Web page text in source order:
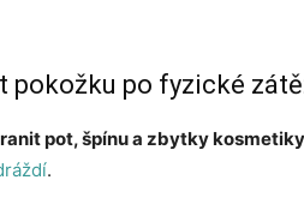
pokožku po fyzické
pot, špínu a zbytky kosmetiky
.